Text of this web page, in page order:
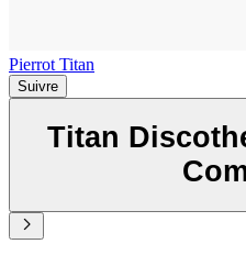
Pierrot Titan
Suivre
Titan